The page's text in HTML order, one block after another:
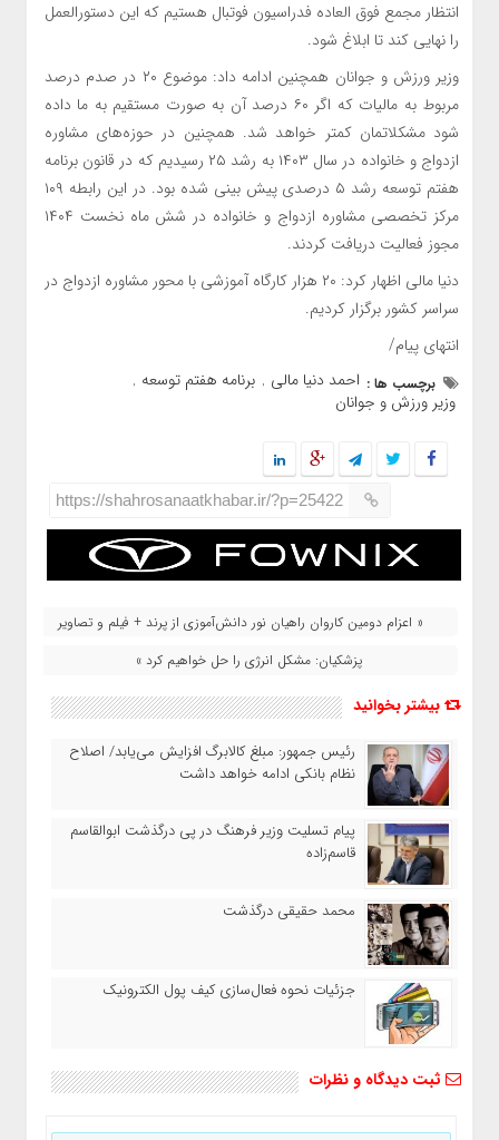
انتظار مجمع فوق العاده فدراسیون فوتبال هستیم که این دستورالعمل
را نهایی کند تا ابلاغ شود.
وزیر ورزش و جوانان همچنین ادامه داد: موضوع ۲۰ در صدم درصد
مربوط به مالیات که اگر ۶۰ درصد آن به صورت مستقیم به ما داده
شود مشکلاتمان کمتر خواهد شد. همچنین در حوزه‌های مشاوره
ازدواج و خانواده در سال ۱۴۰۳ به رشد ۲۵ رسیدیم که در قانون برنامه
هفتم توسعه رشد ۵ درصدی پیش بینی شده بود. در این رابطه ۱۰۹
مرکز تخصصی مشاوره ازدواج و خانواده در شش ماه نخست ۱۴۰۴
مجوز فعالیت دریافت کردند.
دنیا مالی اظهار کرد: ۲۰ هزار کارگاه آموزشی با محور مشاوره ازدواج در
سراسر کشور برگزار کردیم.
انتهای پیام/
برچسب ها : احمد دنیا مالی , برنامه هفتم توسعه ,
وزیر ورزش و جوانان
https://shahrosanaatkhabar.ir/?p=25422
« اعزام دومین کاروان راهیان نور دانش‌آموزی از پرند + فیلم و تصاویر
پزشکیان: مشکل انرژی را حل خواهیم کرد »
بیشتر بخوانید
رئیس‌ جمهور: مبلغ کالابرگ افزایش می‌یابد/ اصلاح
نظام بانکی ادامه خواهد داشت
پیام تسلیت وزیر فرهنگ در پی درگذشت ابوالقاسم
قاسم‌زاده
محمد حقیقی درگذشت
جزئیات نحوه فعال‌سازی کیف پول الکترونیک
ثبت دیدگاه و نظرات